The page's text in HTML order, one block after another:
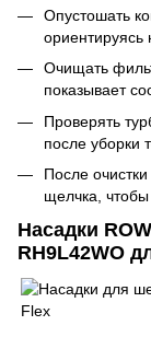
Опустошать
ориентируясь
Очищать
показывает
Проверять
после уборки
После
щелчка, чтобы
Насадки
RH9L42WO